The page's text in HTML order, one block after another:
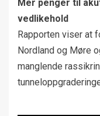
Mer penger til
vedlikehold
Rapporten viser at
Nordland og Møre
manglende